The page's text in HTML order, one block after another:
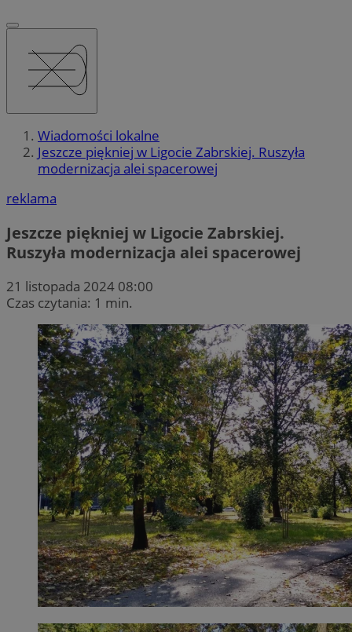
Wiadomości lokalne
Jeszcze piękniej w Ligocie Zabrskiej. Ruszyła
modernizacja alei spacerowej
reklama
Jeszcze piękniej w Ligocie Zabrskiej.
Ruszyła modernizacja alei spacerowej
21 listopada 2024 08:00
Czas czytania: 1 min.